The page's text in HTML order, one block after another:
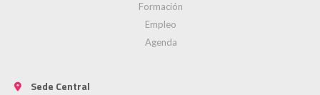
Formación
Empleo
Agenda
Sede Central